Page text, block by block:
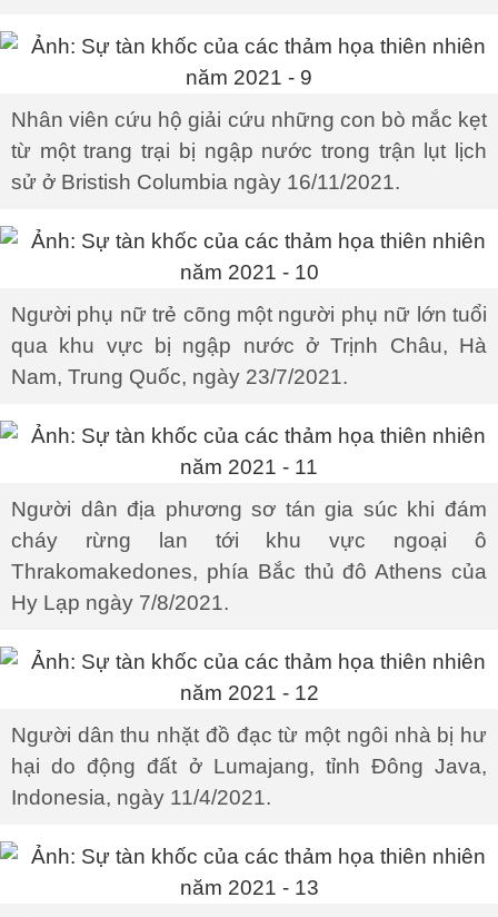
Nhân viên cứu hộ giải cứu những con bò mắc kẹt
từ một trang trại bị ngập nước trong trận lụt lịch
sử ở Bristish Columbia ngày 16/11/2021.
Người phụ nữ trẻ cõng một người phụ nữ lớn tuổi
qua khu vực bị ngập nước ở Trịnh Châu, Hà
Nam, Trung Quốc, ngày 23/7/2021.
Người dân địa phương sơ tán gia súc khi đám
cháy rừng lan tới khu vực ngoại ô
Thrakomakedones, phía Bắc thủ đô Athens của
Hy Lạp ngày 7/8/2021.
Người dân thu nhặt đồ đạc từ một ngôi nhà bị hư
hại do động đất ở Lumajang, tỉnh Đông Java,
Indonesia, ngày 11/4/2021.